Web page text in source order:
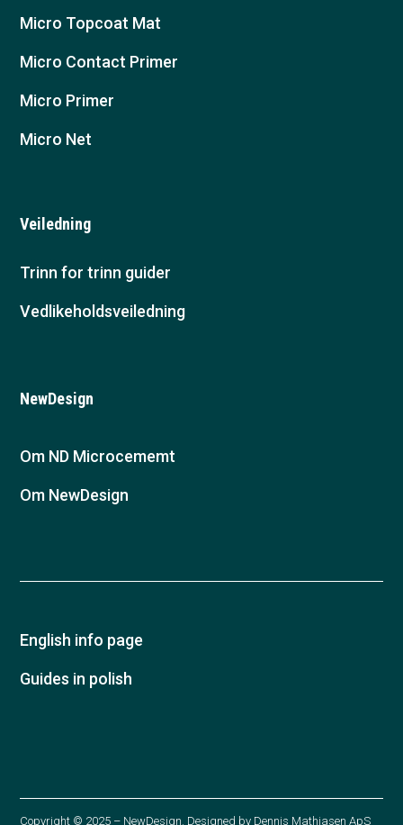
Micro Topcoat Mat
Micro Contact Primer
Micro Primer
Micro Net
Veiledning
Trinn for trinn guider
Vedlikeholdsveiledning
NewDesign
Om ND Microcememt
Om NewDesign
English info page
Guides in polish
Copyright © 2025 – NewDesign. Designed by Dennis Mathiasen ApS